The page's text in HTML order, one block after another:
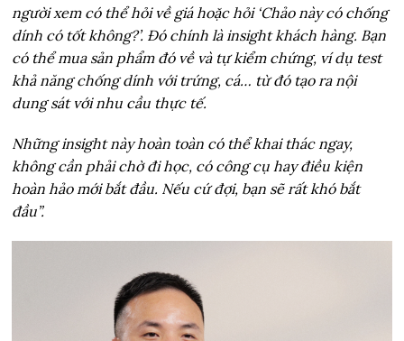
người xem có thể hỏi về giá hoặc hỏi ‘Chảo này có chống
dính có tốt không?’. Đó chính là insight khách hàng. Bạn
có thể mua sản phẩm đó về và tự kiểm chứng, ví dụ test
khả năng chống dính với trứng, cá… từ đó tạo ra nội
dung sát với nhu cầu thực tế.
Những insight này hoàn toàn có thể khai thác ngay,
không cần phải chờ đi học, có công cụ hay điều kiện
hoàn hảo mới bắt đầu. Nếu cứ đợi, bạn sẽ rất khó bắt
đầu”.